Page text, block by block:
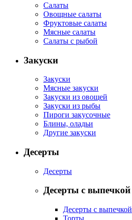
Салаты
Овощные салаты
Фруктовые салаты
Мясные салаты
Салаты с рыбой
Закуски
Закуски
Мясные закуски
Закуски из овощей
Закуски из рыбы
Пироги закусочные
Блины, оладьи
Другие закуски
Десерты
Десерты
Десерты с выпечкой
Десерты с выпечкой